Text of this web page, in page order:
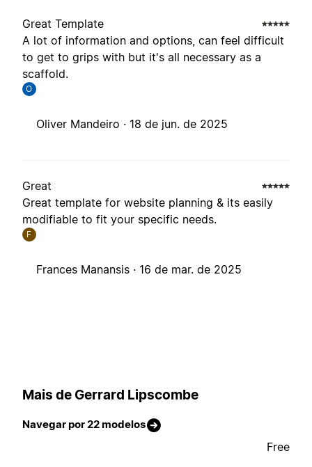
Great Template
A lot of information and options, can feel difficult
to get to grips with but it's all necessary as a
scaffold.
O
Oliver Mandeiro · 18 de jun. de 2025
Great
Great template for website planning & its easily
modifiable to fit your specific needs.
F
Frances Manansis · 16 de mar. de 2025
Mais de Gerrard Lipscombe
Navegar por 22 modelos
Free